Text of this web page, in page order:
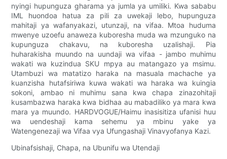
nyingi hupunguza gharama ya jumla ya umiliki. Kwa sababu
IML huondoa hatua za pili za uwekaji lebo, hupunguza
mahitaji ya wafanyakazi, utunzaji, na vifaa. Mtoa huduma
mwenye uzoefu anaweza kuboresha muda wa mzunguko na
kupunguza chakavu, na kuboresha uzalishaji. Pia
huharakisha muundo na uundaji wa vifaa - jambo muhimu
wakati wa kuzindua SKU mpya au matangazo ya msimu.
Utambuzi wa matatizo haraka na masuala machache ya
kuanzisha hutafsiriwa kuwa wakati wa haraka wa kuingia
sokoni, ambao ni muhimu sana kwa chapa zinazohitaji
kusambazwa haraka kwa bidhaa au mabadiliko ya mara kwa
mara ya muundo. HARDVOGUE/Haimu inasisitiza ufanisi huu
wa uendeshaji kama sehemu ya mbinu yake ya
Watengenezaji wa Vifaa vya Ufungashaji Vinavyofanya Kazi.
Ubinafsishaji, Chapa, na Ubunifu wa Utendaji